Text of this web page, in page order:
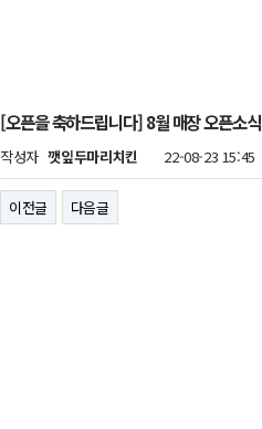
[오픈을 축하드립니다] 8월 매장 오픈소식
작성자 깻잎두마리치킨 22-08-23 15:45
이전글 다음글